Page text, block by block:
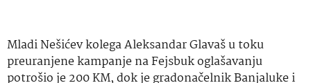
Mladi Nešićev kolega Aleksandar Glavaš u toku
preuranjene kampanje na Fejsbuk oglašavanju
potrošio je 200 KM, dok je gradonačelnik Banjaluke i